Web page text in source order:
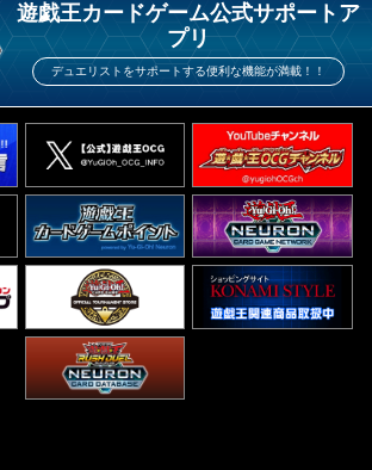
遊戯王カードゲーム公式サポートア
プリ
デュエリストをサポートする便利な機能が満載！！